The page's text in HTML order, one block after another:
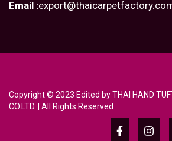
Email :
Copyright © 2023 Edited by THAI HAND
CO.LTD. | All Rights Reserved